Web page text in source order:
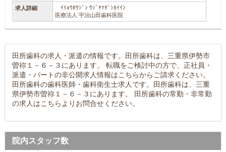
求人詳細
ｲﾘｮｳﾎｳｼﾞﾝ ｳｼﾞﾔﾏﾀﾞｼｶｲｲﾝ
医療法人 宇治山田歯科医院
田所歯科の求人・派遣の情報です。田所歯科は、三重県伊勢市
曽祢１－６－３にあります。 転職をご検討中の方で、正社員・
派遣・パートの非公開求人情報はこちらからご請求ください。
田所歯科の歯科医師・歯科衛生士求人です。田所歯科は、三重
県伊勢市曽祢１－６－３にあります。 田所歯科の常勤・非常勤
の求人はこちらよりお問合せください。
院内スタッフ数